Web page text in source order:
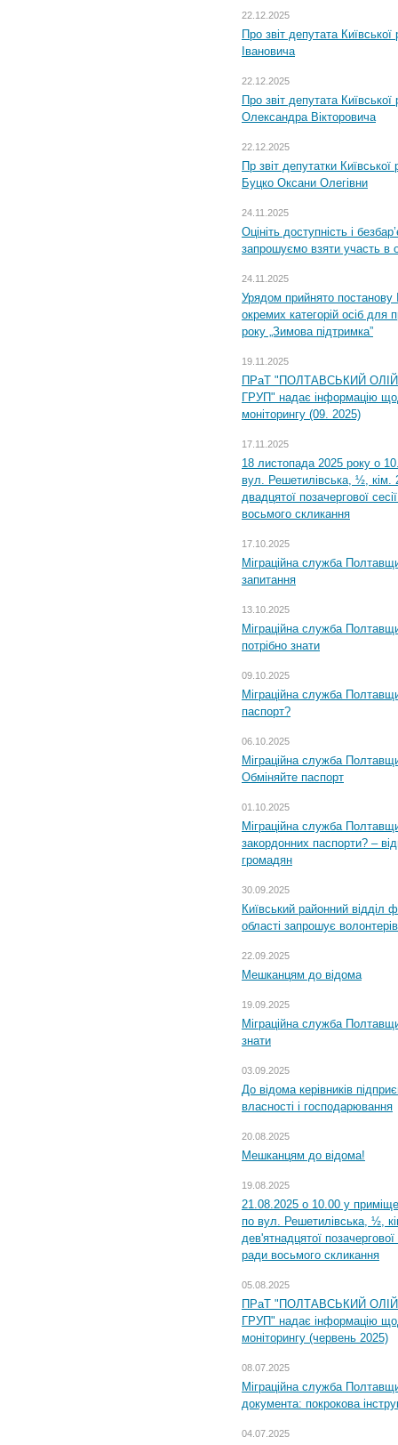
22.12.2025
Про звіт депутата
Івановича
22.12.2025
Про звіт депутата
Олександра Вікторовича
22.12.2025
Пр звіт депутатки
Буцко Оксани Олегівни
24.11.2025
Оцініть доступність і
запрошуємо взяти участь в
24.11.2025
Урядом прийнято постанову
окремих категорій осіб для
року „Зимова підтримка”
19.11.2025
ПРаТ "ПОЛТАВСЬКИЙ
ГРУП" надає інформацію
моніторингу (09. 2025)
17.11.2025
18 листопада 2025 року о
вул. Решетилівська, ½, кім.
двадцятої позачергової
восьмого скликання
17.10.2025
Міграційна служба
запитання
13.10.2025
Міграційна служба
потрібно знати
09.10.2025
Міграційна служба
паспорт?
06.10.2025
Міграційна служба
Обміняйте паспорт
01.10.2025
Міграційна служба
закордонних паспорти? –
громадян
30.09.2025
Київський районний відділ
області запрошує
22.09.2025
Мешканцям до відома
19.09.2025
Міграційна служба
знати
03.09.2025
До відома керівників
власності і господарювання
20.08.2025
Мешканцям до відома!
19.08.2025
21.08.2025 о 10.00 у
по вул. Решетилівська, ½,
дев'ятнадцятої
ради восьмого скликання
05.08.2025
ПРаТ "ПОЛТАВСЬКИЙ
ГРУП" надає інформацію
моніторингу (червень 2025)
08.07.2025
Міграційна служба
документа: покрокова
04.07.2025